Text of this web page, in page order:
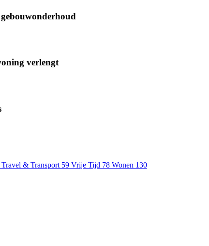
verlengt
Travel & Transport 59 Vrije Tijd 78 Wonen 130